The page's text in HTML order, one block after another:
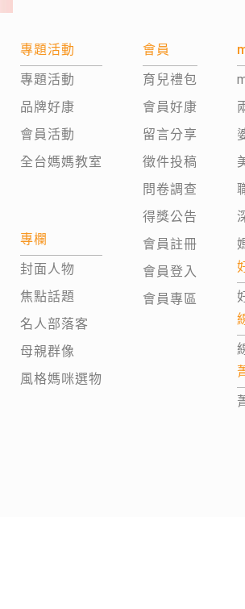
專題活動
專題活動
品牌好康
會員活動
全台媽媽教室
專欄
封面人物
焦點話題
名人部落客
母親群像
風格媽咪選物
會員
育兒禮包
會員好康
留言分享
徵件投稿
問卷調查
得獎公告
會員註冊
會員登入
會員專區